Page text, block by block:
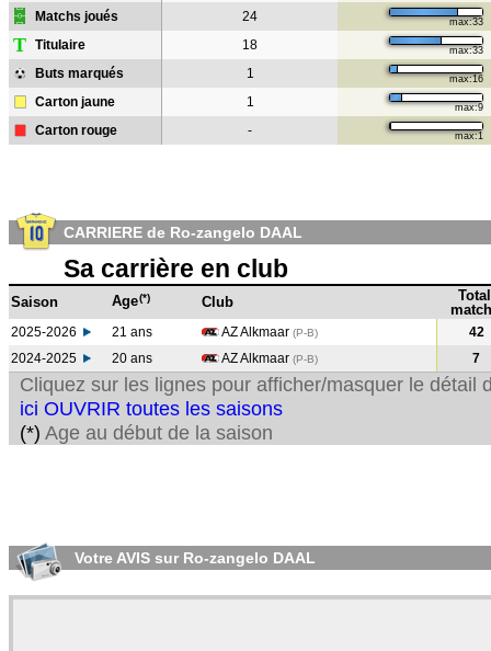
Matchs joués 24 max:33
T Titulaire 18 max:33
Buts marqués 1 max:16
Carton jaune 1 max:9
Carton rouge - max:1
CARRIERE de Ro-zangelo DAAL
Sa carrière en club
Saison Age(*) Club
Total
2025-2026 21 ans AZ Alkmaar (P-B)
42
2024-2025
20 ans AZ Alkmaar (P-B) 7
Cliquez sur les lignes pour afficher/masquer le détail
ici OUVRIR toutes les saisons
(*) Age au début de la saison
Votre AVIS sur Ro-zangelo DAAL